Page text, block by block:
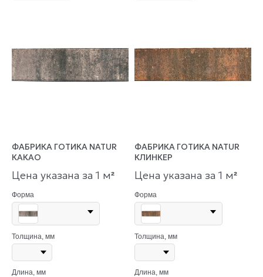
ФАБРИКА ГОТИКА NATUR
КАКАО
Цена указана за 1 м²
Форма
Толщина, мм
Длина, мм
ФАБРИКА ГОТИКА NATUR
КЛИНКЕР
Цена указана за 1 м²
Форма
Толщина, мм
Длина, мм